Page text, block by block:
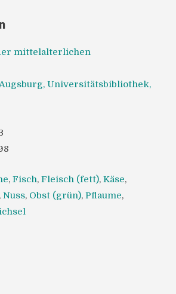
mittelalterlichen
Universitätsbibliothek,
, Fisch, Fleisch (fett), Käse,
, Nuss, Obst (grün), Pflaume,